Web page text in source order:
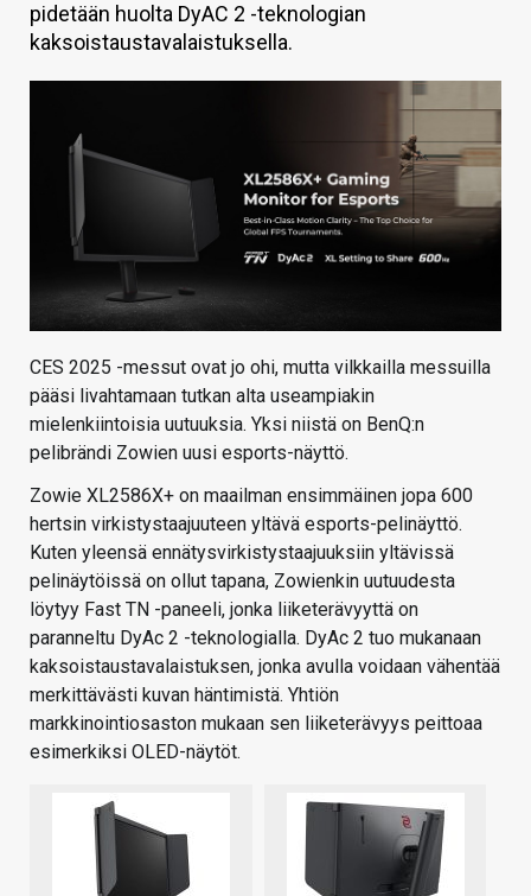
KAUPPA
HAKU
pidetään huolta DyAC 2 -teknologian
kaksoistaustavalaistuksella.
CES 2025 -messut ovat jo ohi, mutta vilkkailla messuilla
pääsi livahtamaan tutkan alta useampiakin
mielenkiintoisia uutuuksia. Yksi niistä on BenQ:n
pelibrändi Zowien uusi esports-näyttö.
Zowie XL2586X+ on maailman ensimmäinen jopa 600
hertsin virkistystaajuuteen yltävä esports-pelinäyttö.
Kuten yleensä ennätysvirkistystaajuuksiin yltävissä
pelinäytöissä on ollut tapana, Zowienkin uutuudesta
löytyy Fast TN -paneeli, jonka liiketerävyyttä on
paranneltu DyAc 2 -teknologialla. DyAc 2 tuo mukanaan
kaksoistaustavalaistuksen, jonka avulla voidaan vähentää
merkittävästi kuvan häntimistä. Yhtiön
markkinointiosaston mukaan sen liiketerävyys peittoaa
esimerkiksi OLED-näytöt.